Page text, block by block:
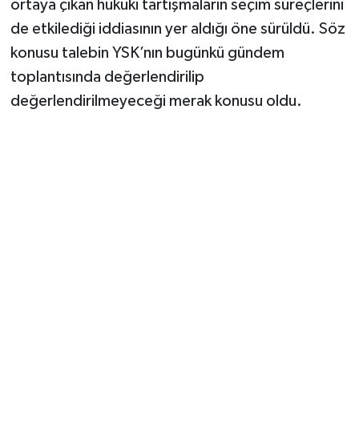
ortaya çıkan hukuki tartışmaların seçim süreçlerini
de etkilediği iddiasının yer aldığı öne sürüldü. Söz
konusu talebin YSK’nın bugünkü gündem
toplantısında değerlendirilip
değerlendirilmeyeceği merak konusu oldu.
Yaşam